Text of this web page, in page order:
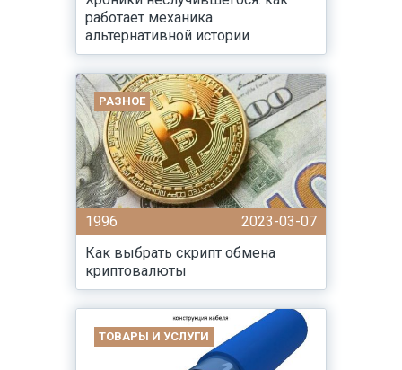
работает механика
альтернативной истории
РАЗНОЕ
1996
2023-03-07
Как выбрать скрипт обмена
криптовалюты
ТОВАРЫ И УСЛУГИ